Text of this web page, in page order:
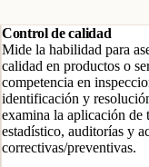
Control de calidad
Mide la habilidad para
calidad en productos o
competencia en
identificación y
examina la aplicación de
estadístico, auditorías y
correctivas/preventivas.